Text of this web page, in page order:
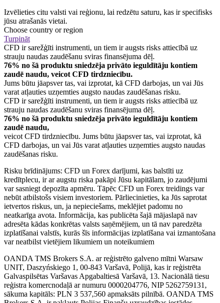
Izvēlieties citu valsti vai reģionu, lai redzētu saturu, kas ir specifisks
jūsu atrašanās vietai.
Choose country or region
Turpināt
CFD ir sarežģīti instrumenti, un tiem ir augsts risks attiecībā uz
strauju naudas zaudēšanu sviras finansējuma dēļ.
76% no šā produktu sniedzēja privāto ieguldītāju kontiem
zaudē naudu, veicot CFD tirdzniecību.
Jums būtu jāapsver tas, vai izprotat, kā CFD darbojas, un vai Jūs
varat atļauties uzņemties augsto naudas zaudēšanas risku.
CFD ir sarežģīti instrumenti, un tiem ir augsts risks attiecībā uz
strauju naudas zaudēšanu sviras finansējuma dēļ.
76% no šā produktu sniedzēja privāto ieguldītāju kontiem
zaudē naudu,
veicot CFD tirdzniecību. Jums būtu jāapsver tas, vai izprotat, kā
CFD darbojas, un vai Jūs varat atļauties uzņemties augsto naudas
zaudēšanas risku.
Risku brīdinājums: CFD un Forex darījumi, kas balstīti uz
kredītplecu, ir ar augstu riska pakāpi Jūsu kapitālam, jo zaudējumi
var sasniegt depozīta apmēru. Tāpēc CFD un Forex treidings var
nebūt atbilstošs visiem investoriem. Pārliecinieties, ka Jūs saprotat
ietvertos riskus, un, ja nepieciešams, meklējiet padomu no
neatkarīga avota. Informācija, kas publicēta šajā mājaslapā nav
adresēta kādas konkrētas valsts saņēmējiem, un tā nav paredzēta
izplatīšanai valstīs, kurās šīs informācijas izplatīšana vai izmantošana
var neatbilst vietējiem likumiem un noteikumiem
OANDA TMS Brokers S.A. ar reģistrēto galveno mītni Warsaw
UNIT, Daszyńskiego 1, 00-843 Varšavā, Polijā, kas ir reģistrēta
Galvaspilsētas Varšavas Apgabaltiesā Varšavā, 13. Nacionālā tiesu
reģistra komercnodaļā ar numuru 0000204776, NIP 5262759131,
sākuma kapitāls: PLN 3 537,560 apmaksāts pilnībā. OANDA TMS